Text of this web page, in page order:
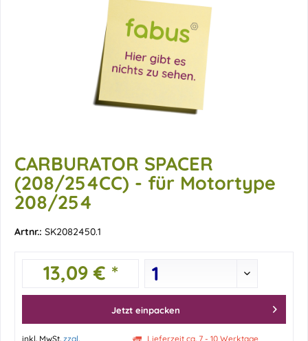
CARBURATOR SPACER
(208/254CC) - für Motortype
208/254
Artnr.: SK2082450.1
13,09 € *
Jetzt einpacken
inkl. MwSt. zzgl.
Lieferzeit ca. 7 - 10 Werktage